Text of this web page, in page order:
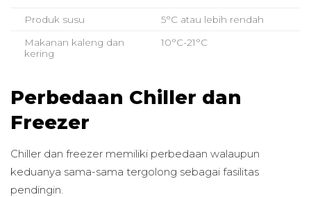
Produk susu 5°C atau lebih rendah
Makanan kaleng dan
kering
10°C-21°C
Perbedaan Chiller dan
Freezer
Chiller dan freezer memiliki perbedaan walaupun
keduanya sama-sama tergolong sebagai fasilitas
pendingin.